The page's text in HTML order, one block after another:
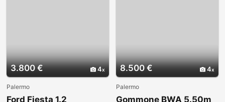
3.800 € 4
Palermo
Ford Fiesta 1.2
8.500 € 4
Palermo
Gommone BWA 5.50m